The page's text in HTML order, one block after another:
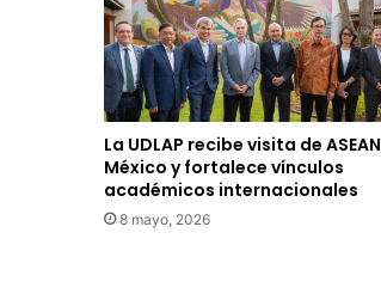
La UDLAP recibe visita de ASEAN
México y fortalece vínculos
académicos internacionales
8 mayo, 2026